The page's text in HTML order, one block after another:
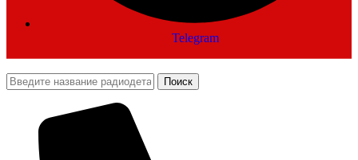
Telegram
Поиск